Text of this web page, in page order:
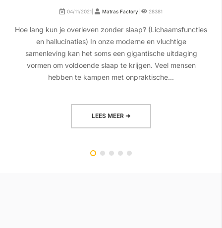
04/11/2021| Matras Factory 28381
Hoe lang kun je overleven zonder slaap? (Lichaamsfuncties
en hallucinaties) In onze moderne en vluchtige
samenleving kan het soms een gigantische uitdaging
vormen om voldoende slaap te krijgen. Veel mensen
hebben te kampen met onpraktische...
LEES MEER ➜